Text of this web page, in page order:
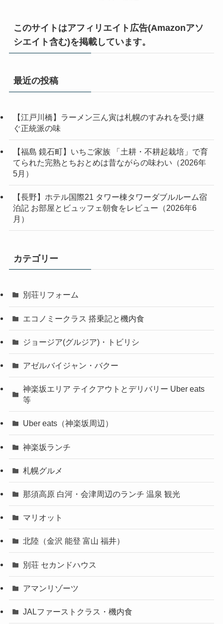
このサイトはアフィリエイト広告(Amazonアソ
シエイト含む)を掲載しています。
最近の投稿
【江戸川橋】ラーメン三ん寅は札幌のすみれを受け継
ぐ正統派の味
【福島 鏡石町】いちご家族 「土耕・不耕起栽培」で育
てられた完熟とちおとめは昔ながらの味わい（2026年
5月）
【長野】ホテル国際21 タワー棟タワーダブルルーム宿
泊記 お部屋とビュッフェ朝食をレビュー（2026年6
月）
カテゴリー
別荘リフォーム
エコノミークラス 搭乗記と機内食
ジョージア(グルジア)・トビリシ
アゼルバイジャン・バクー
神楽坂エリア テイクアウトとデリバリー Uber eats
等
Uber eats（神楽坂周辺）
神楽坂ランチ
札幌グルメ
那須高原 白河・会津周辺のランチ 温泉 観光
マリオット
北陸（金沢 能登 富山 福井）
別荘 セカンドハウス
アマンリゾーツ
JALファーストクラス・機内食